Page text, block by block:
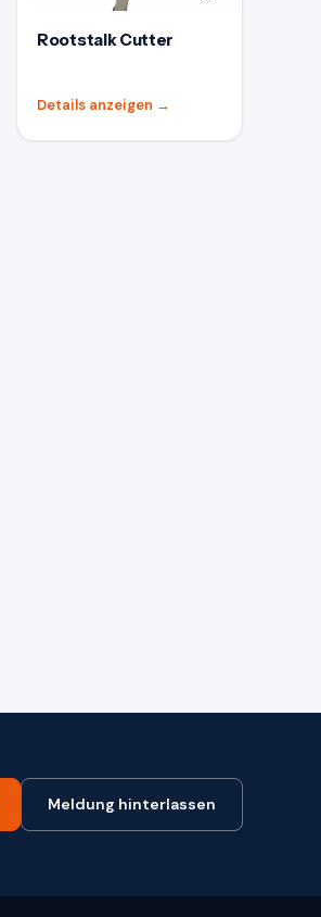
Rootstalk Cutter
Details anzeigen →
Meldung hinterlassen